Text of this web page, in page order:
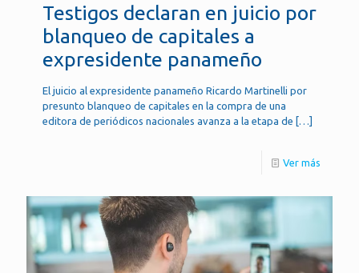
Testigos declaran en juicio por
blanqueo de capitales a
expresidente panameño
El juicio al expresidente panameño Ricardo Martinelli por
presunto blanqueo de capitales en la compra de una
editora de periódicos nacionales avanza a la etapa de […]
Ver más